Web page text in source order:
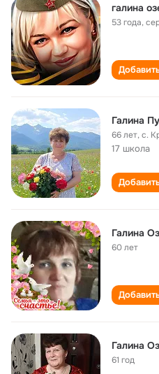
галина
53 года,
Галина
66 лет,с.
17 школа
Галина
60 лет
Галина
61 год